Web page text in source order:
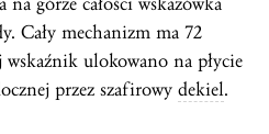
Cały mechanizm ma 72
ulokowano na płycie
przez szafirowy dekiel.